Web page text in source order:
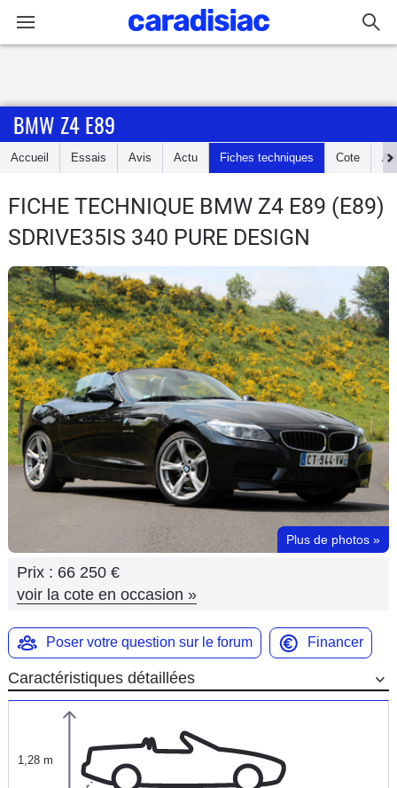
Accueil
Essais
Guide
d'achat
Electriques
Utilitaires
Flottes
Auto
Services
Moto
Marques
BMW Z4 E89
Accueil Essais Avis Actu Fiches techniques Cote
FICHE TECHNIQUE BMW Z4 E89 (E89)
SDRIVE35IS 340 PURE DESIGN
Plus de photos »
Prix : 66 250 €
voir la cote en occasion »
Poser votre question sur le forum Financer
Caractéristiques détaillées
1,28 m